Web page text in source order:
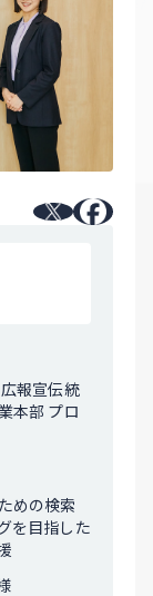
報宣伝統
本部 プロ
めの検索
を目指した